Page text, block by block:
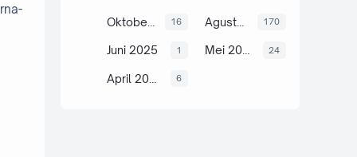
Oktober 2025 16 Agustus 2025 170
Juni 2025 1 Mei 2025 24
April 2025 6